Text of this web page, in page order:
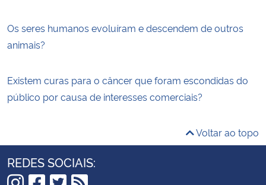
Os seres humanos evoluíram e descendem de outros
animais?
Existem curas para o câncer que foram escondidas do
público por causa de interesses comerciais?
Voltar ao topo
REDES SOCIAIS: